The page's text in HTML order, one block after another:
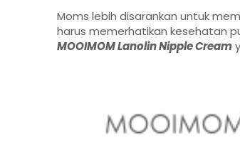
Moms lebih disarankan untuk
harus memerhatikan kesehatan
MOOIMOM Lanolin Nipple Cream